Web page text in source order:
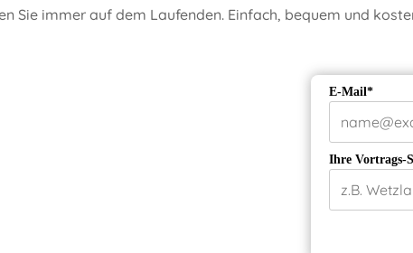
Sie immer auf dem Laufenden. Einfach, bequem und
E-Mail*
Ihre Vortrags-